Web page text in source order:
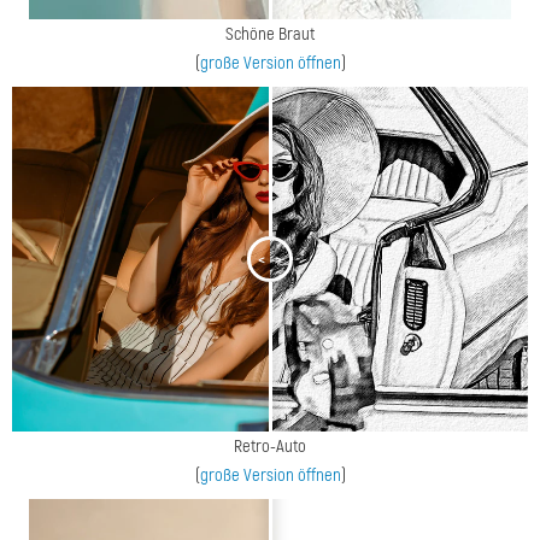
Schöne Braut
(große Version öffnen)
< >
Retro-Auto
(große Version öffnen)